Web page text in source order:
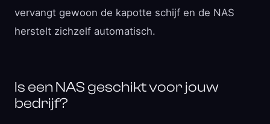
vervangt gewoon de kapotte schijf en de NAS
herstelt zichzelf automatisch.
Is een NAS geschikt voor jouw
bedrijf?